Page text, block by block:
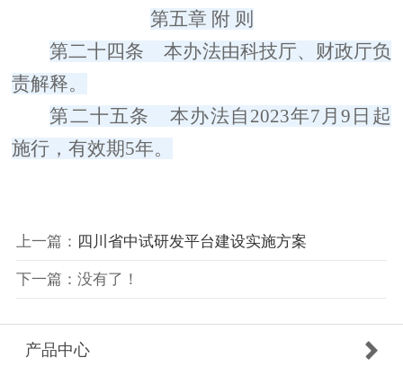
第五章 附 则
第二十四条
本办法由科技厅、财政厅负
责解释。
第二十五条
本办法自 2023年7 月9 日起
施行，有效期5年。
上一篇： 四川省中试研发平台建设实施方案
下一篇：没有了！
产品中心